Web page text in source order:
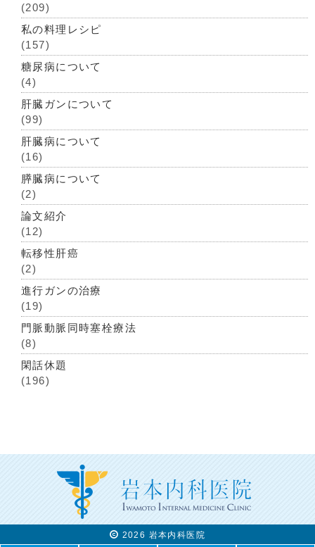
(209)
私の料理レシピ
(157)
糖尿病について
(4)
肝臓ガンについて
(99)
肝臓病について
(16)
膵臓病について
(2)
論文紹介
(12)
転移性肝癌
(2)
進行ガンの治療
(19)
門脈動脈同時塞栓療法
(8)
閑話休題
(196)
2026 岩本内科医院